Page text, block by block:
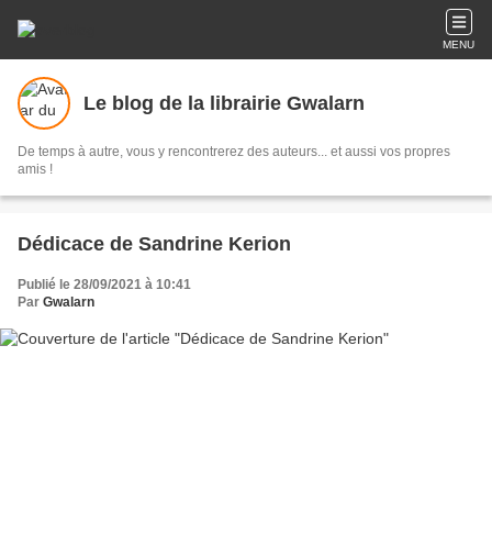
MENU
Le blog de la librairie Gwalarn
De temps à autre, vous y rencontrerez des auteurs... et aussi vos propres
amis !
Dédicace de Sandrine Kerion
Publié le 28/09/2021 à 10:41
Par Gwalarn